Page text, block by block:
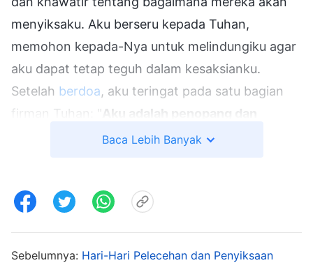
menyiksaku. Aku berseru kepada Tuhan,
memohon kepada-Nya untuk melindungiku agar
aku dapat tetap teguh dalam kesaksianku.
Setelah berdoa, aku teringat pada satu bagian
firman Tuhan: " Aku adalah penopang dan
perisaimu, dan semuanya ada di tangan-Ku.
pada Mulanya, Bab 9") . Memang, tidak peduli
Baca Lebih Banyak
Sebelumnya: Hari-Hari Pelecehan dan Penyiksaan